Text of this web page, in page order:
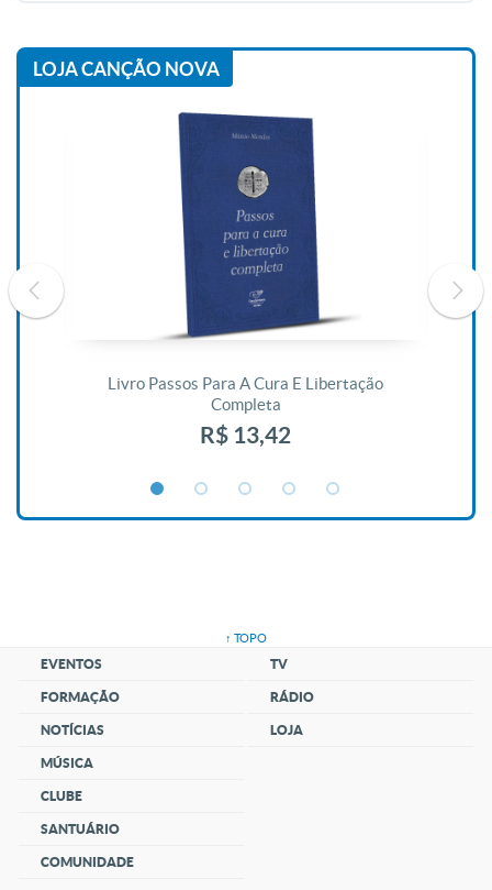
LOJA CANÇÃO NOVA
Livro Passos Para A Cura E Libertação
Completa
R$ 13,42
↑ TOPO
EVENTOS
FORMAÇÃO
NOTÍCIAS
MÚSICA
CLUBE
SANTUÁRIO
COMUNIDADE
TV
RÁDIO
LOJA